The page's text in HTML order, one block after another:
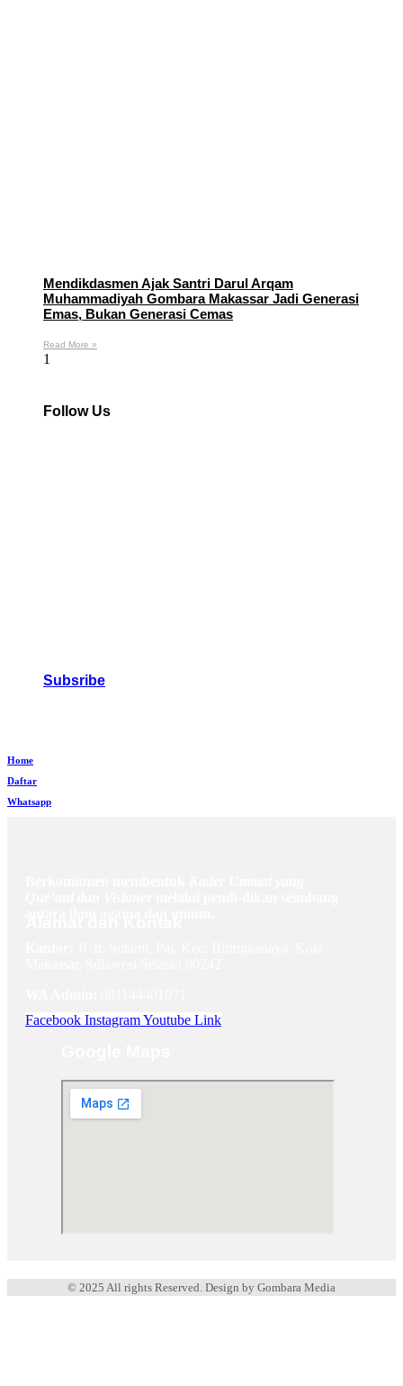
Mendikdasmen Ajak Santri Darul Arqam
Muhammadiyah Gombara Makassar Jadi Generasi
Emas, Bukan Generasi Cemas
Read More »
Follow Us
Subsribe
Home
Daftar
Whatsapp
Facebook InstagramYoutube Link
© 2025 All rights Reserved. Design by Gombara Media